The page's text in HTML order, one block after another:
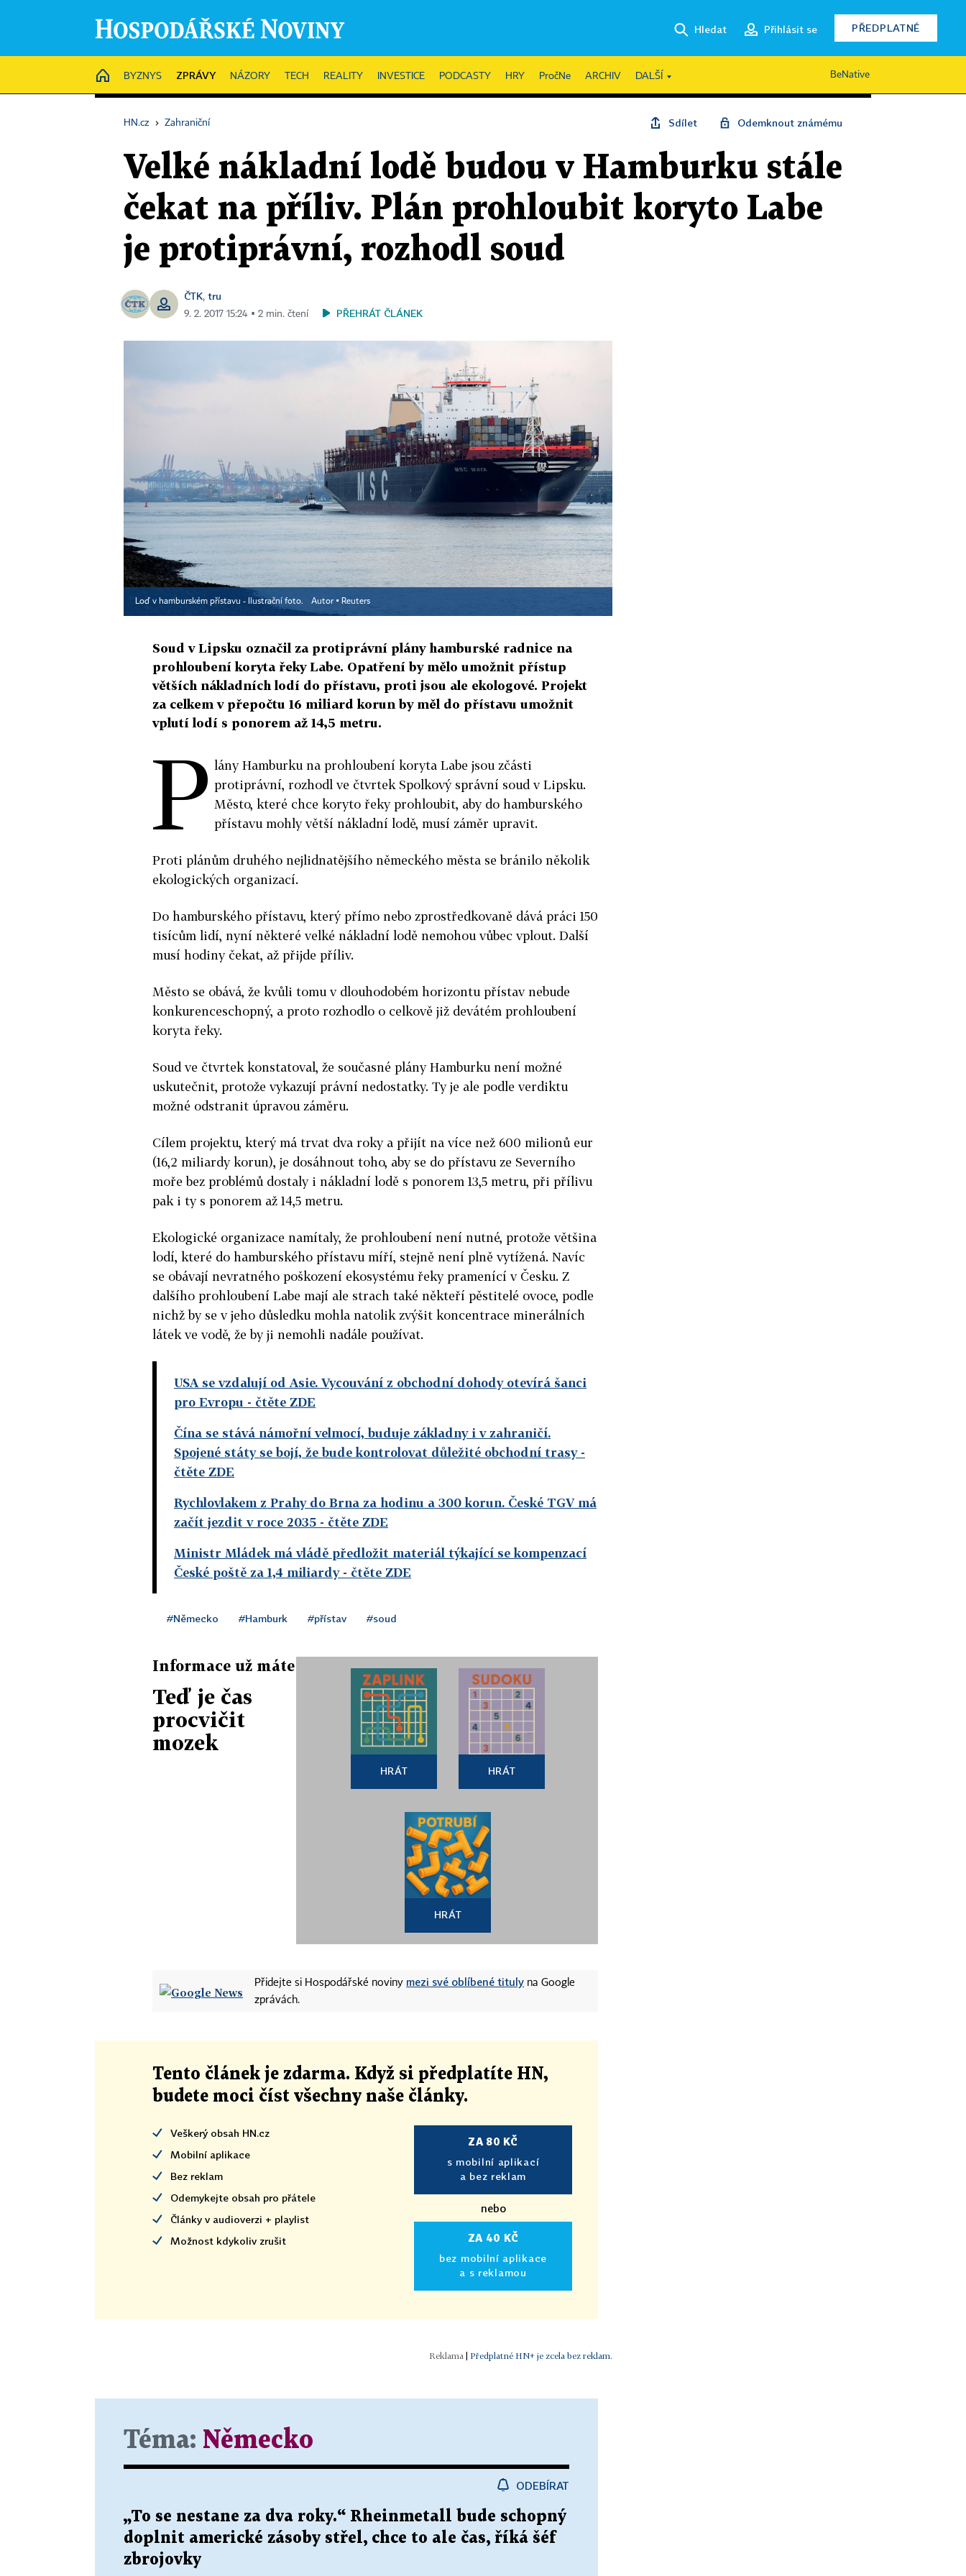
Hledat Přihlásit se PŘEDPLATNÉ
HOME
BYZNYS ZPRÁVY NÁZORY TECH REALITY INVESTICE PODCASTY HRY PročNe ARCHIV DALŠÍ BeNative
HN.cz › Zahraniční Sdílet Odemknout známému
Velké nákladní lodě budou v Hamburku stále
čekat na příliv. Plán prohloubit koryto Labe
je protiprávní, rozhodl soud
ČTK, tru
9. 2. 2017 15:24 ▪ 2 min. čtení PŘEHRÁT ČLÁNEK
Loď v hamburském přístavu - Ilustrační foto. Autor ▪ Reuters
Soud v Lipsku označil za protiprávní plány hamburské radnice na
prohloubení koryta řeky Labe. Opatření by mělo umožnit přístup
větších nákladních lodí do přístavu, proti jsou ale ekologové. Projekt
za celkem v přepočtu 16 miliard korun by měl do přístavu umožnit
vplutí lodí s ponorem až 14,5 metru.
P lány Hamburku na prohloubení koryta Labe jsou zčásti
protiprávní, rozhodl ve čtvrtek Spolkový správní soud v Lipsku.
Město, které chce koryto řeky prohloubit, aby do hamburského
přístavu mohly větší nákladní lodě, musí záměr upravit.
Proti plánům druhého nejlidnatějšího německého města se bránilo několik
ekologických organizací.
Do hamburského přístavu, který přímo nebo zprostředkovaně dává práci 150
tisícům lidí, nyní některé velké nákladní lodě nemohou vůbec vplout. Další
musí hodiny čekat, až přijde příliv.
Město se obává, že kvůli tomu v dlouhodobém horizontu přístav nebude
konkurenceschopný, a proto rozhodlo o celkově již devátém prohloubení
koryta řeky.
Soud ve čtvrtek konstatoval, že současné plány Hamburku není možné
uskutečnit, protože vykazují právní nedostatky. Ty je ale podle verdiktu
možné odstranit úpravou záměru.
Cílem projektu, který má trvat dva roky a přijít na více než 600 milionů eur
(16,2 miliardy korun), je dosáhnout toho, aby se do přístavu ze Severního
moře bez problémů dostaly i nákladní lodě s ponorem 13,5 metru, při přílivu
pak i ty s ponorem až 14,5 metru.
Ekologické organizace namítaly, že prohloubení není nutné, protože většina
lodí, které do hamburského přístavu míří, stejně není plně vytížená. Navíc
se obávají nevratného poškození ekosystému řeky pramenící v Česku. Z
dalšího prohloubení Labe mají ale strach také někteří pěstitelé ovoce, podle
nichž by se v jeho důsledku mohla natolik zvýšit koncentrace minerálních
látek ve vodě, že by ji nemohli nadále používat.
USA se vzdalují od Asie. Vycouvání z obchodní dohody otevírá šanci
pro Evropu - čtěte ZDE
Čína se stává námořní velmocí, buduje základny i v zahraničí.
Spojené státy se bojí, že bude kontrolovat důležité obchodní trasy-
čtěte ZDE
Rychlovlakem z Prahy do Brna za hodinu a 300 korun. České TGV má
začít jezdit v roce 2035 - čtěte ZDE
Ministr Mládek má vládě předložit materiál týkající se kompenzací
České poště za 1,4 miliardy- čtěte ZDE
#Německo #Hamburk #přístav #soud
Informace už máte
Teď je čas
procvičit
mozek
HRÁT HRÁT
HRÁT
Přidejte si Hospodářské noviny mezi své oblíbené tituly na Google
zprávách.
Tento článek je zdarma. Když si předplatíte HN,
budete moci číst všechny naše články.
Veškerý obsah HN.cz
Mobilní aplikace
Bez reklam
Odemykejte obsah pro přátele
Články v audioverzi + playlist
Možnost kdykoliv zrušit
ZA 80 KČ
s mobilní aplikací
a bez reklam
nebo
ZA 40 KČ
bez mobilní aplikace
a s reklamou
| Předplatné HN+ je zcela bez reklam.
Téma: Německo
ODEBÍRAT
„To se nestane za dva roky.“ Rheinmetall bude schopný
doplnit americké zásoby střel, chce to ale čas, říká šéf
zbrojovky